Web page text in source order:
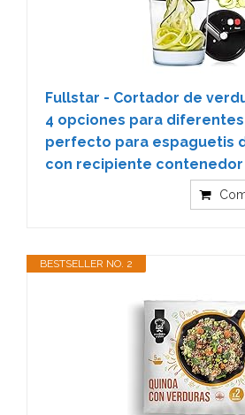
Fullstar - Cortador de
4 opciones para
perfecto para espaguetis
con recipiente contenedor
BESTSELLER NO. 2